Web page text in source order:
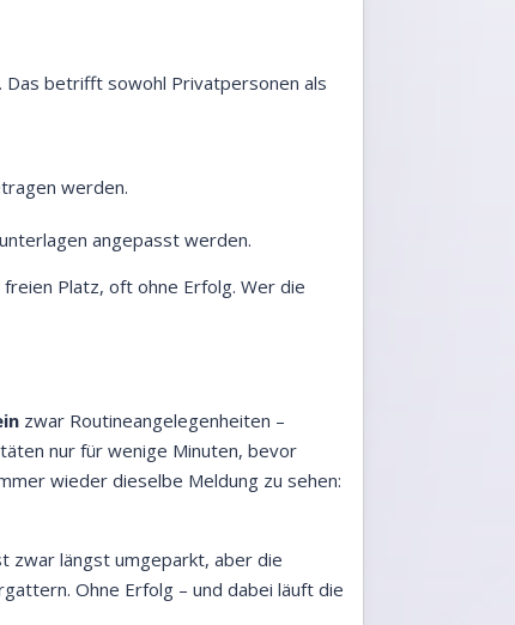
Das betrifft sowohl Privatpersonen als
werden.
angepasst werden.
Platz, oft ohne Erfolg. Wer die
zwar Routineangelegenheiten –
nur für wenige Minuten, bevor
wieder dieselbe Meldung zu sehen:
zwar längst umgeparkt, aber die
Ohne Erfolg – und dabei läuft die